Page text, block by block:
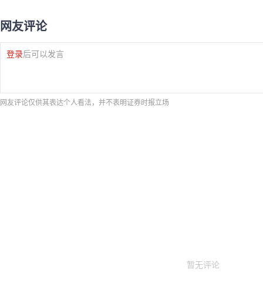
网友评论
登录后可以发言
网友评论仅供其表达个人看法，并不表明证券时报立场
暂无评论